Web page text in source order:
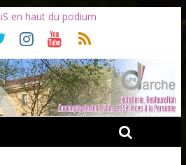
en haut du podium
et la promotion du bénévolat
vacances à tous !
septembre 2026
au Lycée Darche